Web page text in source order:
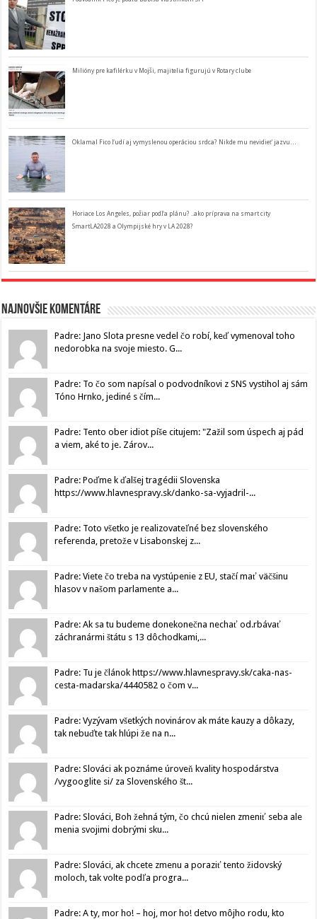
Milióny pre kafilérku v Mojši, majitelia figurujú v Rotary clube
Oklamal Fico ľudí aj vymyslenou operáciou srdca? Nikde mu nevidieť jazvu…
Horiace Los Angeles, požiar podľa plánu? ..ako príprava na smart city
SmartLA2028 a Olympijské hry v LA 2028?
Najnovšie komentáre
Padre: Jano Slota presne vedel čo robí, keď vymenoval toho
nedorobka na svoje miesto. G...
Padre: To čo som napísal o podvodníkovi z SNS vystihol aj sám
Tóno Hrnko, jediné s čím...
Padre: Tento ober idiot píše citujem: "Zažil som úspech aj pád
a viem, aké to je. Zárov...
Padre: Poďme k ďalšej tragédii Slovenska
https://www.hlavnespravy.sk/danko-sa-vyjadril-...
Padre: Toto všetko je realizovateľné bez slovenského
referenda, pretože v Lisabonskej z...
Padre: Viete čo treba na vystúpenie z EU, stačí mať väčšinu
hlasov v našom parlamente a...
Padre: Ak sa tu budeme donekonečna nechať od.rbávať
záchranármi štátu s 13 dôchodkami,...
Padre: Tu je článok https://www.hlavnespravy.sk/caka-nas-
cesta-madarska/4440582 o čom v...
Padre: Vyzývam všetkých novinárov ak máte kauzy a dôkazy,
tak nebuďte tak hlúpi že na n...
Padre: Slováci ak poznáme úroveň kvality hospodárstva
/vygooglite si/ za Slovenského št...
Padre: Slováci, Boh žehná tým, čo chcú nielen zmeniť seba ale
menia svojimi dobrými sku...
Padre: Slováci, ak chcete zmenu a poraziť tento židovský
moloch, tak volte podľa progra...
Padre: A ty, mor ho! – hoj, mor ho! detvo môjho rodu, kto